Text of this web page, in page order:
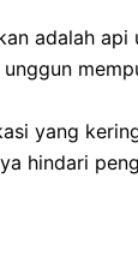
adalah
yang
hindari